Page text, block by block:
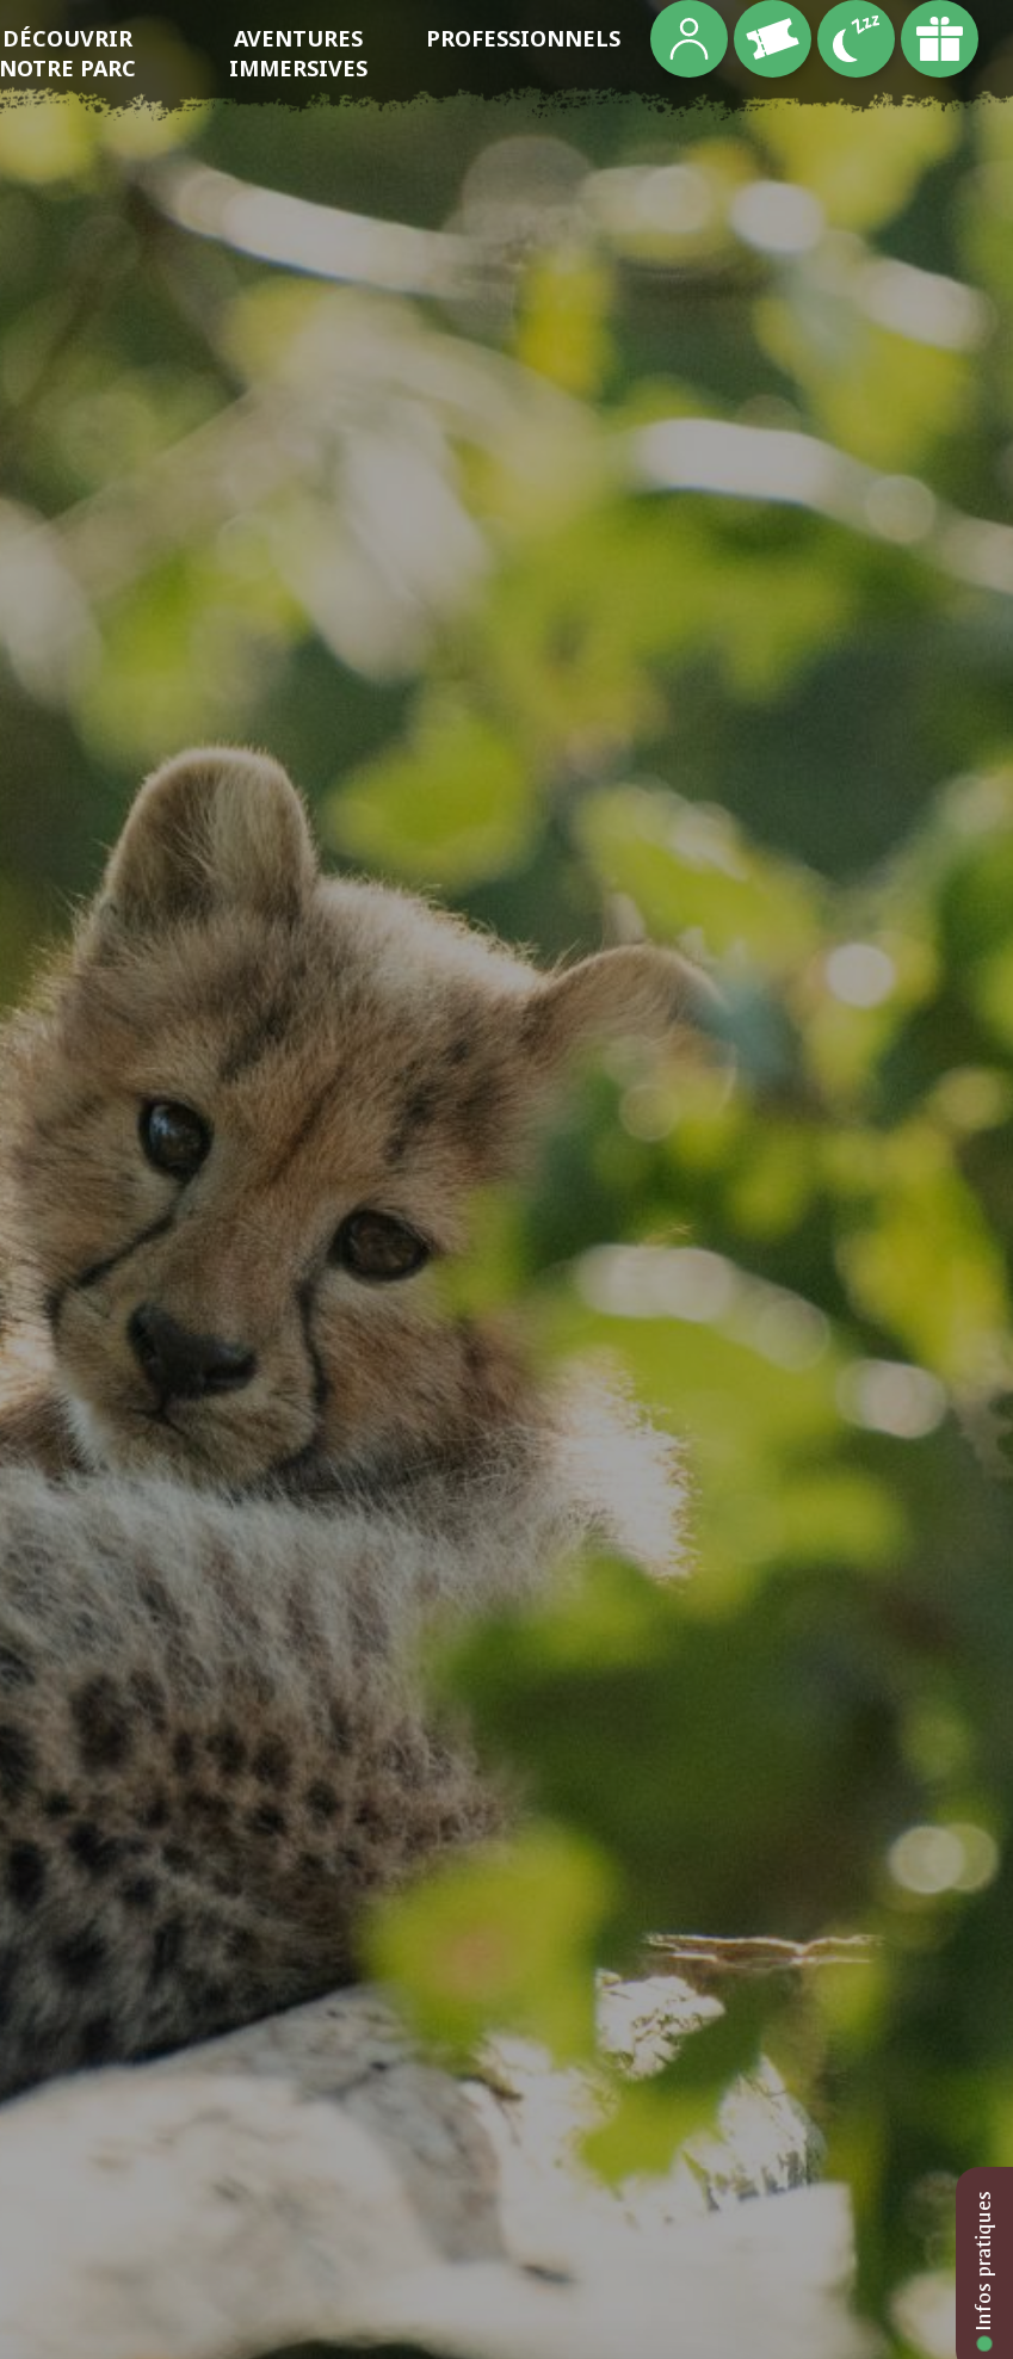
DÉCOUVRIR
NOTRE PARC
AVENTURES
IMMERSIVES
PROFESSIONNELS
Infos pratiques